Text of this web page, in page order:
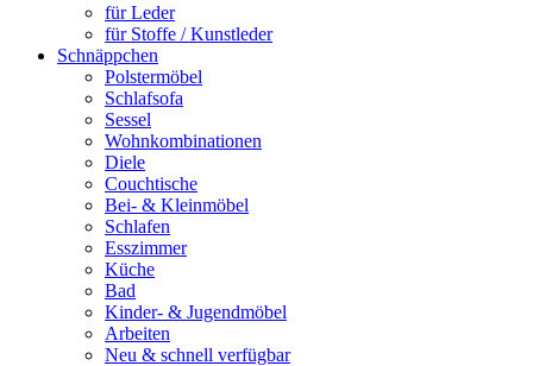
für Leder
für Stoffe / Kunstleder
Schnäppchen
Polstermöbel
Schlafsofa
Sessel
Wohnkombinationen
Diele
Couchtische
Bei- & Kleinmöbel
Schlafen
Esszimmer
Küche
Bad
Kinder- & Jugendmöbel
Arbeiten
Neu & schnell verfügbar